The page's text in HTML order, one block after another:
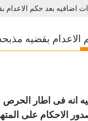
اضافيه بعد حكم الاعدام
بقضيه
انه فى اطار
الاحكام على